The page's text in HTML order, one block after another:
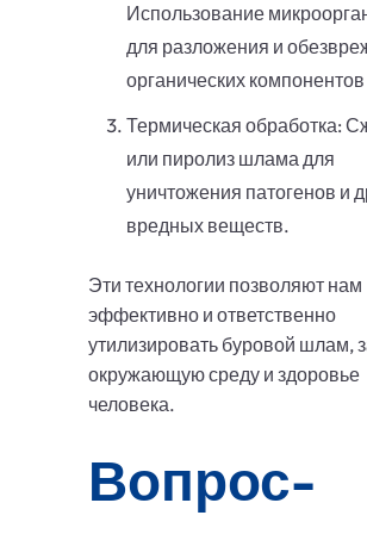
Использование
для разложения и
органических
Термическая обработка:
или пиролиз шлама для
уничтожения патогенов и
вредных веществ.
Эти технологии позволяют нам
эффективно и ответственно
утилизировать буровой шлам,
окружающую среду и здоровье
человека.
Вопрос-